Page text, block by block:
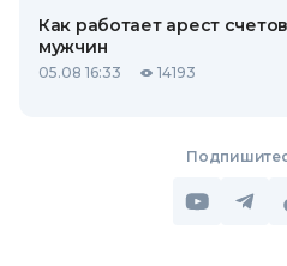
Как работает арест
мужчин
05.08 16:33 14193